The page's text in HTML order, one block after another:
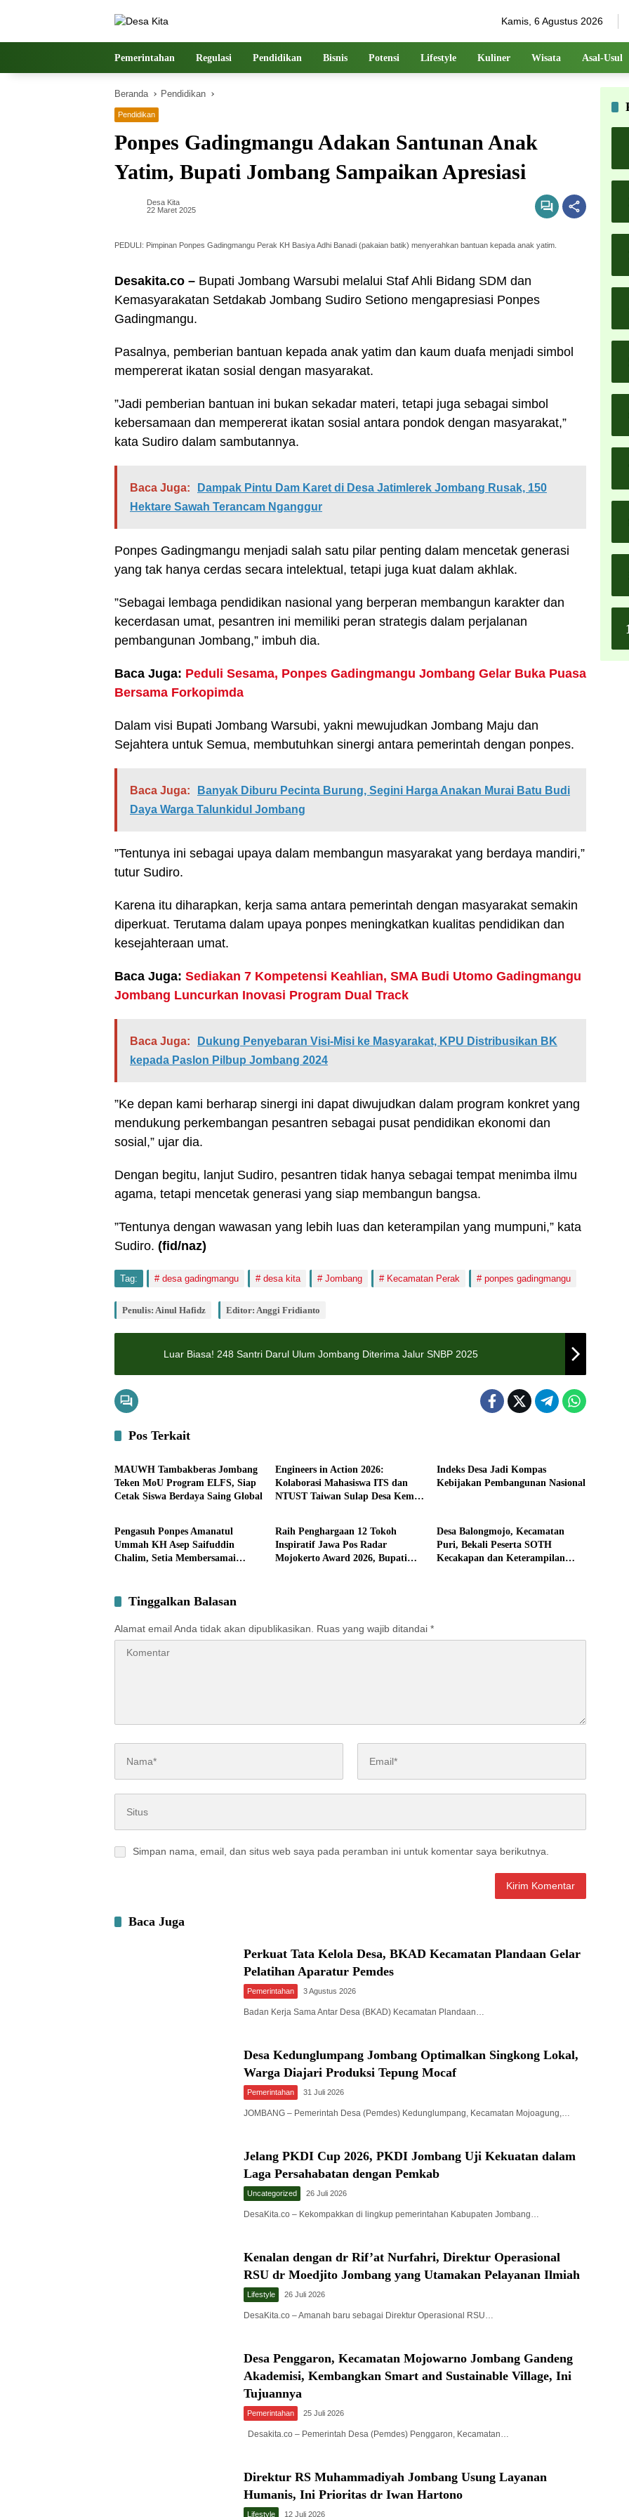
Kamis, 6 Agustus 2026
Pemerintahan Regulasi Pendidikan Bisnis Potensi Lifestyle Kuliner Wisata Asal-Usul
Beranda Pendidikan
Pendidikan
Ponpes Gadingmangu Adakan Santunan Anak
Yatim, Bupati Jombang Sampaikan Apresiasi
Desa Kita
22 Maret 2025
PEDULI: Pimpinan Ponpes Gadingmangu Perak KH Basiya Adhi Banadi (pakaian batik) menyerahkan bantuan kepada anak yatim.
Desakita.co – Bupati Jombang Warsubi melalui Staf Ahli Bidang SDM dan
Kemasyarakatan Setdakab Jombang Sudiro Setiono mengapresiasi Ponpes
Gadingmangu.
Pasalnya, pemberian bantuan kepada anak yatim dan kaum duafa menjadi simbol
mempererat ikatan sosial dengan masyarakat.
”Jadi pemberian bantuan ini bukan sekadar materi, tetapi juga sebagai simbol
kebersamaan dan mempererat ikatan sosial antara pondok dengan masyarakat,”
kata Sudiro dalam sambutannya.
Baca Juga:
Dampak Pintu Dam Karet di Desa Jatimlerek Jombang Rusak, 150
Hektare Sawah Terancam Nganggur
Ponpes Gadingmangu menjadi salah satu pilar penting dalam mencetak generasi
yang tak hanya cerdas secara intelektual, tetapi juga kuat dalam akhlak.
”Sebagai lembaga pendidikan nasional yang berperan membangun karakter dan
kecerdasan umat, pesantren ini memiliki peran strategis dalam perjalanan
pembangunan Jombang,” imbuh dia.
Baca Juga: Peduli Sesama, Ponpes Gadingmangu Jombang Gelar Buka Puasa
Bersama Forkopimda
Dalam visi Bupati Jombang Warsubi, yakni mewujudkan Jombang Maju dan
Sejahtera untuk Semua, membutuhkan sinergi antara pemerintah dengan ponpes.
Baca Juga:
Banyak Diburu Pecinta Burung, Segini Harga Anakan Murai Batu Budi
Daya Warga Talunkidul Jombang
”Tentunya ini sebagai upaya dalam membangun masyarakat yang berdaya mandiri,”
tutur Sudiro.
Karena itu diharapkan, kerja sama antara pemerintah dengan masyarakat semakin
diperkuat. Terutama dalam upaya ponpes meningkatkan kualitas pendidikan dan
kesejahteraan umat.
Baca Juga: Sediakan 7 Kompetensi Keahlian, SMA Budi Utomo Gadingmangu
Jombang Luncurkan Inovasi Program Dual Track
Baca Juga:
Dukung Penyebaran Visi-Misi ke Masyarakat, KPU Distribusikan BK
kepada Paslon Pilbup Jombang 2024
”Ke depan kami berharap sinergi ini dapat diwujudkan dalam program konkret yang
mendukung perkembangan pesantren sebagai pusat pendidikan ekonomi dan
sosial,” ujar dia.
Dengan begitu, lanjut Sudiro, pesantren tidak hanya sebagai tempat menimba ilmu
agama, tetapi mencetak generasi yang siap membangun bangsa.
”Tentunya dengan wawasan yang lebih luas dan keterampilan yang mumpuni,” kata
Sudiro. (fid/naz)
Tag: desa gadingmangu desa kita Jombang Kecamatan Perak ponpes gadingmangu
Penulis: Ainul Hafidz Editor: Anggi Fridianto
Luar Biasa! 248 Santri Darul Ulum Jombang Diterima Jalur SNBP 2025
Pos Terkait
Pendidikan
MAUWH Tambakberas Jombang
Teken MoU Program ELFS, Siap
Cetak Siswa Berdaya Saing Global
Engineers in Action 2026:
Kolaborasi Mahasiswa ITS dan
NTUST Taiwan Sulap Desa Kemiri
Indeks Desa Jadi Kompas
Kebijakan Pembangunan Nasional
Pengasuh Ponpes Amanatul
Ummah KH Asep Saifuddin
Chalim, Setia Membersamai
Raih Penghargaan 12 Tokoh
Inspiratif Jawa Pos Radar
Mojokerto Award 2026, Bupati
Desa Balongmojo, Kecamatan
Puri, Bekali Peserta SOTH
Kecakapan dan Keterampilan
Tinggalkan Balasan
Alamat email Anda tidak akan dipublikasikan. Ruas yang wajib ditandai *
Simpan nama, email, dan situs web saya pada peramban ini untuk komentar saya berikutnya.
Baca Juga
Perkuat Tata Kelola Desa, BKAD Kecamatan Plandaan Gelar
Pelatihan Aparatur Pemdes
Pemerintahan 3 Agustus 2026
Badan Kerja Sama Antar Desa (BKAD) Kecamatan Plandaan…
Desa Kedunglumpang Jombang Optimalkan Singkong Lokal,
Warga Diajari Produksi Tepung Mocaf
Pemerintahan 31 Juli 2026
JOMBANG – Pemerintah Desa (Pemdes) Kedunglumpang, Kecamatan Mojoagung,…
Jelang PKDI Cup 2026, PKDI Jombang Uji Kekuatan dalam
Laga Persahabatan dengan Pemkab
Uncategorized 26 Juli 2026
DesaKita.co – Kekompakkan di lingkup pemerintahan Kabupaten Jombang…
Kenalan dengan dr Rif’at Nurfahri, Direktur Operasional
RSU dr Moedjito Jombang yang Utamakan Pelayanan Ilmiah
Lifestyle 26 Juli 2026
DesaKita.co – Amanah baru sebagai Direktur Operasional RSU…
Desa Penggaron, Kecamatan Mojowarno Jombang Gandeng
Akademisi, Kembangkan Smart and Sustainable Village, Ini
Tujuannya
Pemerintahan 25 Juli 2026
Desakita.co – Pemerintah Desa (Pemdes) Penggaron, Kecamatan…
Direktur RS Muhammadiyah Jombang Usung Layanan
Humanis, Ini Prioritas dr Iwan Hartono
Lifestyle 12 Juli 2026